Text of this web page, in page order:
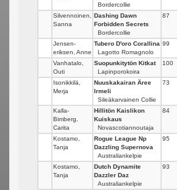
Bordercollie
Silvennoinen,
Sanna
Dashing Dawn
Forbidden Secrets
Bordercollie
87
Jensen-
eriksen, Anne
Tubero D'oro Corallina
Lagotto Romagnolo
99
Vanhatalo,
Outi
Suopunkitytön Kitkat
Lapinporokoira
100
Isonikkilä,
Merja
Nuuskakairan Äree
Irmeli
Sileäkarvainen Collie
73
Kalla-
Bimberg,
Carita
Hillitön Kaislikon
Kuiskaus
Novascotiannoutaja
84
Kostamo,
Tanja
Rogue League Np
Dazzling Supernova
Australiankelpie
95
Kostamo,
Tanja
Dutch Dynamite
Dazzler Daz
Australiankelpie
93